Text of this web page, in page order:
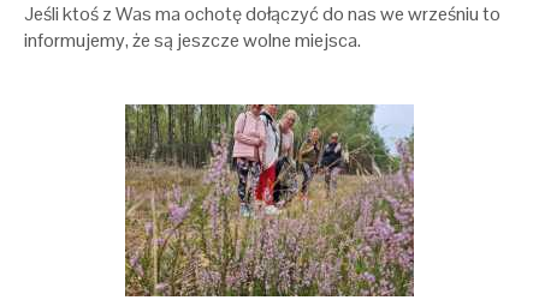
Jeśli ktoś z Was ma ochotę dołączyć do nas we wrześniu to
informujemy, że są jeszcze wolne miejsca.